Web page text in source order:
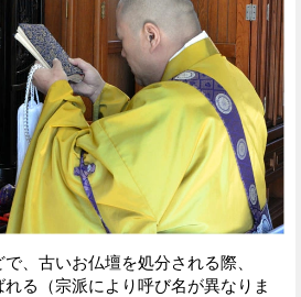
、古いお仏壇を処分される際、
る（宗派により呼び名が異なりま